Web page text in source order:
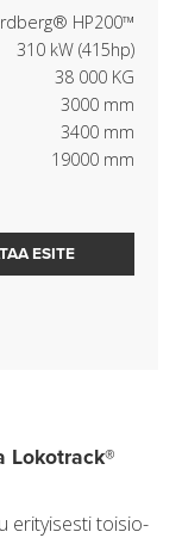
HP200™
310 kW (415hp)
38 000 KG
3000 mm
3400 mm
19000 mm
ESITE
Lokotrack®
erityisesti toisio-